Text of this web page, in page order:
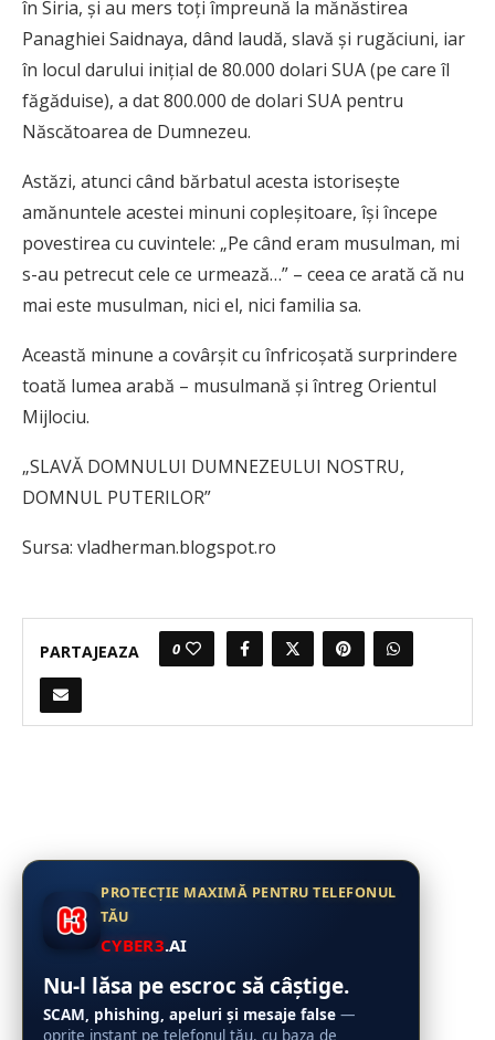
în Siria, şi au mers toţi împreună la mănăstirea
Panaghiei Saidnaya, dând laudă, slavă şi rugăciuni, iar
în locul darului iniţial de 80.000 dolari SUA (pe care îl
făgăduise), a dat 800.000 de dolari SUA pentru
Născătoarea de Dumnezeu.
Astăzi, atunci când bărbatul acesta istoriseşte
amănuntele acestei minuni copleşitoare, îşi începe
povestirea cu cuvintele: „Pe când eram musulman, mi
s-au petrecut cele ce urmează…” – ceea ce arată că nu
mai este musulman, nici el, nici familia sa.
Această minune a covârşit cu înfricoşată surprindere
toată lumea arabă – musulmană şi întreg Orientul
Mijlociu.
„SLAVĂ DOMNULUI DUMNEZEULUI NOSTRU,
DOMNUL PUTERILOR”
Sursa: vladherman.blogspot.ro
PARTAJEAZA 0
PROTECȚIE MAXIMĂ PENTRU TELEFONUL
TĂU
CYBER3.AI
Nu-l lăsa pe escroc să câștige.
SCAM, phishing, apeluri și mesaje false —
oprite instant pe telefonul tău, cu baza de